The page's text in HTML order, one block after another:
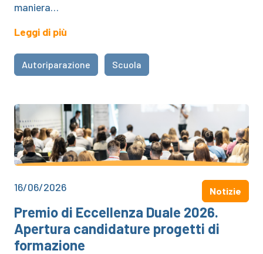
maniera…
Leggi di più
Autoriparazione Scuola
16/06/2026 Notizie
Premio di Eccellenza Duale 2026.
Apertura candidature progetti di
formazione